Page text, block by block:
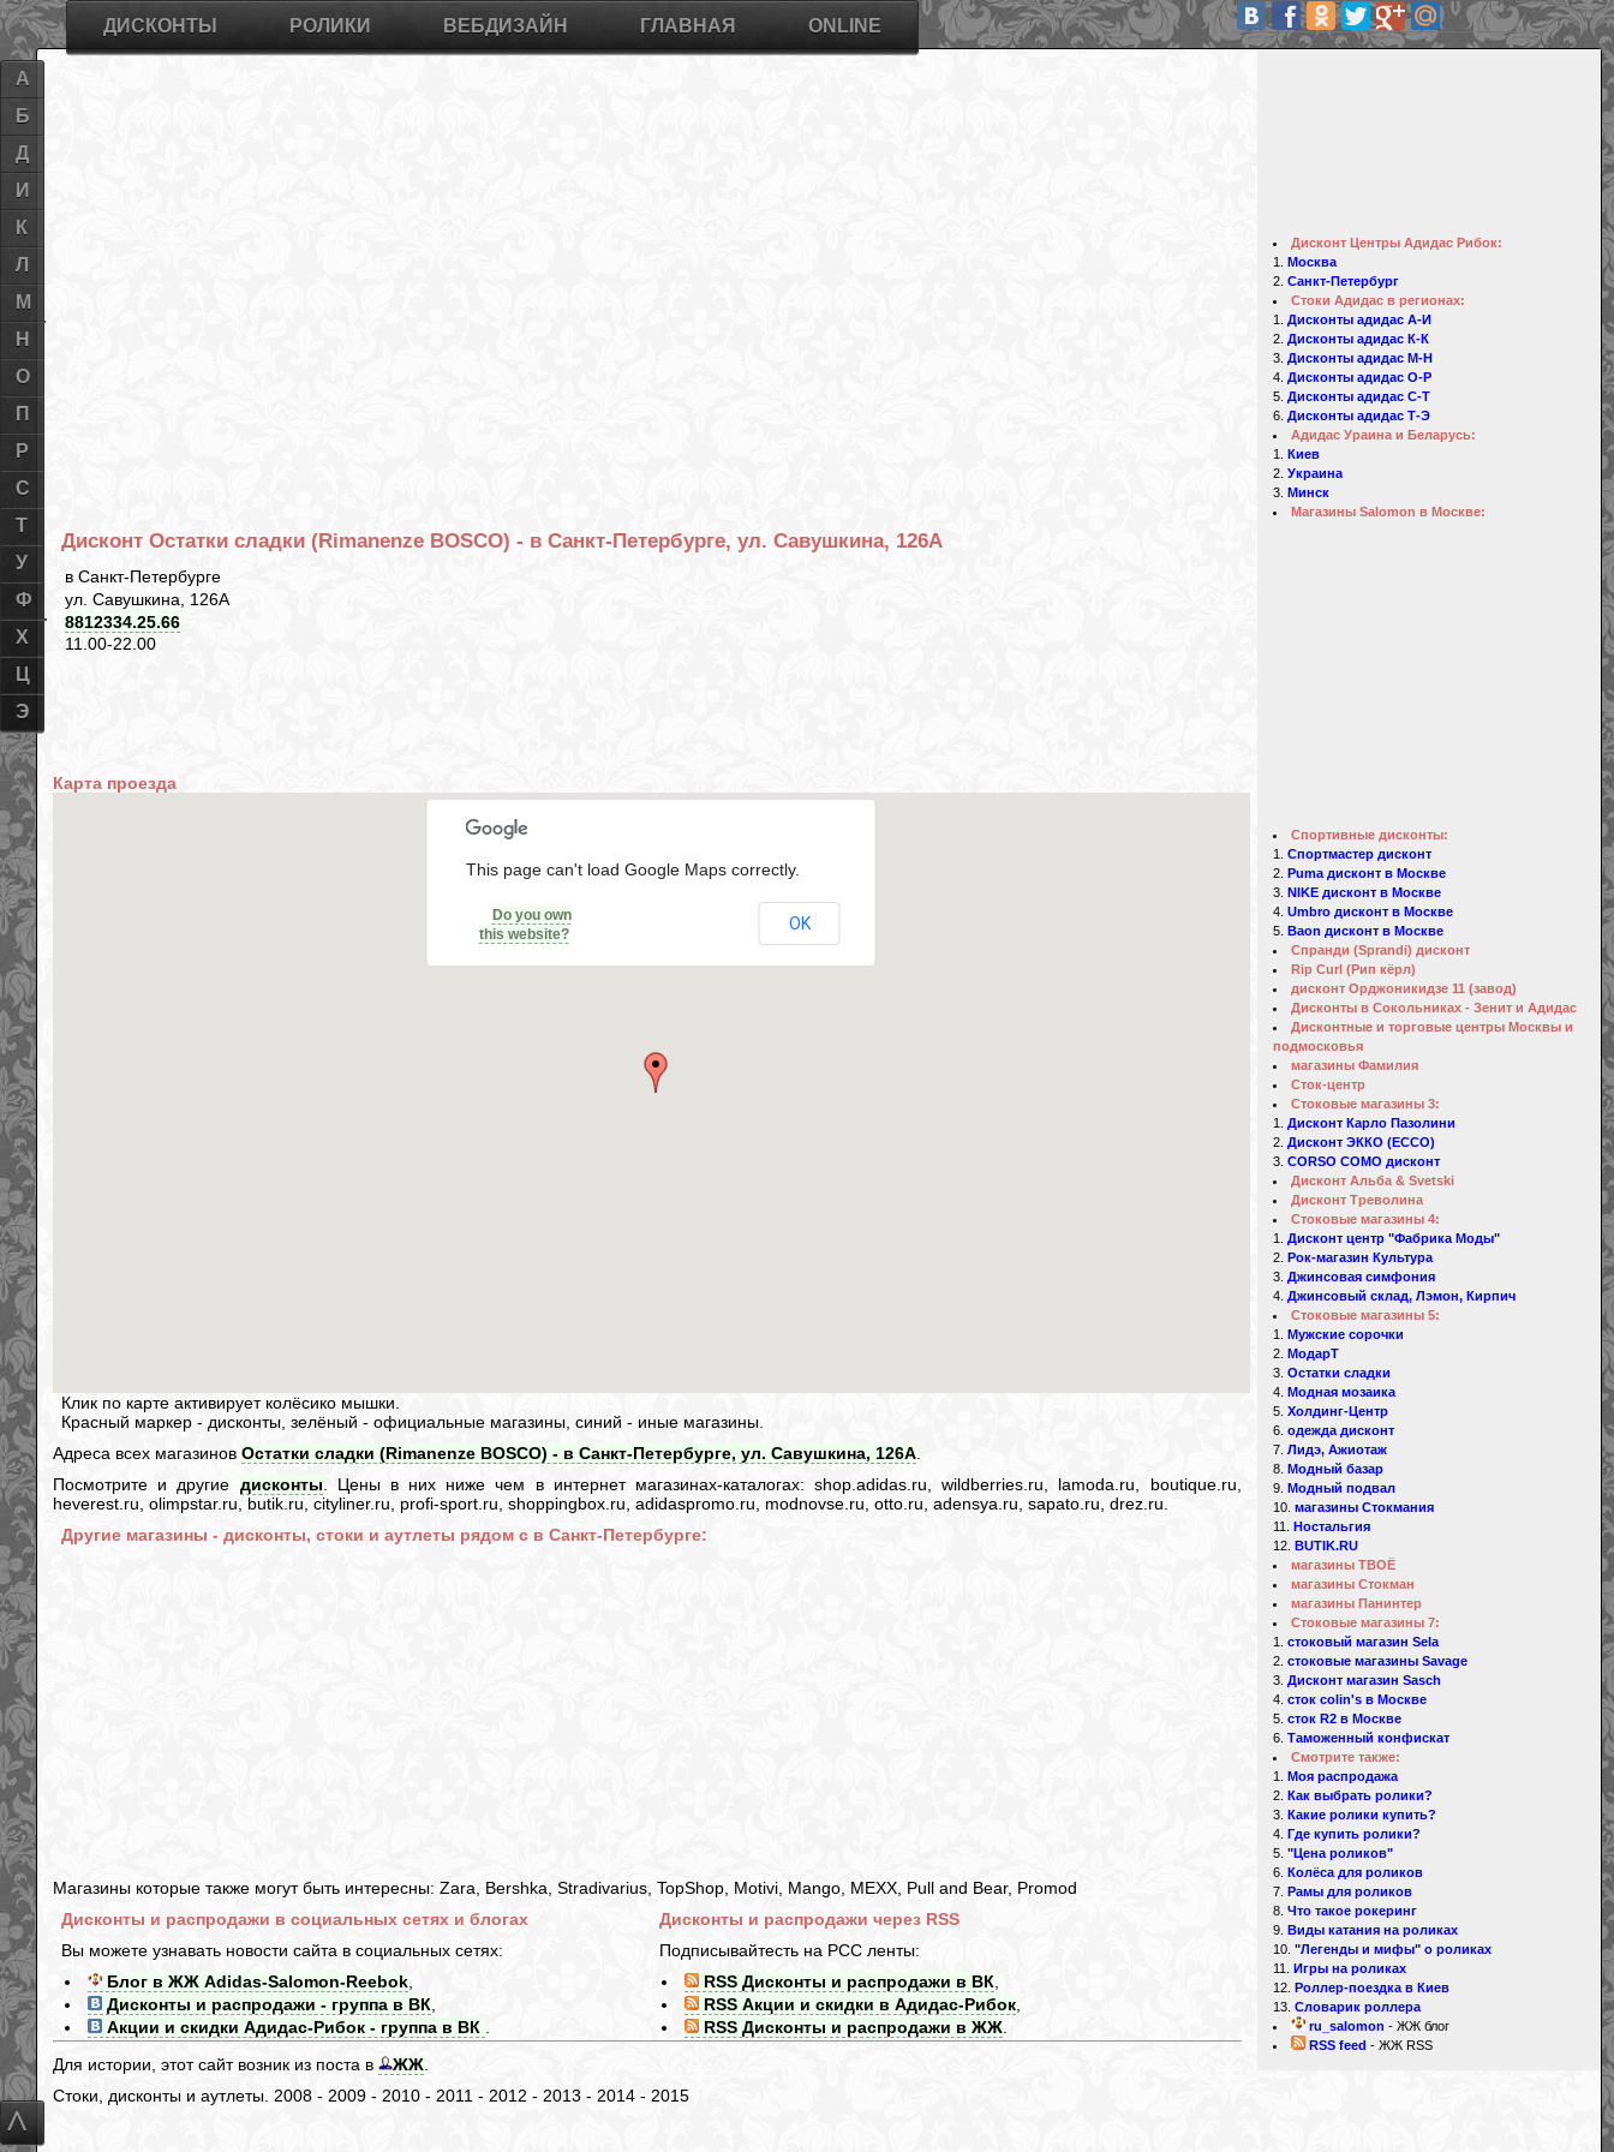
Дисконт Остатки сладки (Rimanenze BOSCO) - в Санкт-Петербурге, ул. Савушкина, 126А
в Санкт-Петербурге
ул. Савушкина, 126А
8812334.25.66
11.00-22.00
Карта проезда
This page can't load Google Maps correctly.
Do you own
this website?
OK
Клик по карте активирует колёсико мышки.
Красный маркер - дисконты, зелёный - официальные магазины, синий - иные магазины.
Адреса всех магазиновОстатки сладки (Rimanenze BOSCO) - в Санкт-Петербурге, ул. Савушкина, 126А
Посмотрите и другие дисконты . Цены в них ниже чем в интернет магазинах-каталогах: shop.adidas.ru, wildberries.ru, lamoda.ru, boutique.ru,
heverest.ru, olimpstar.ru, butik.ru, cityliner.ru, profi-sport.ru, shoppingbox.ru, adidaspromo.ru, modnovse.ru, otto.ru, adensya.ru, sapato.ru, drez.ru.
Другие магазины - дисконты, стоки и аутлеты рядом с в Санкт-Петербурге:
Магазины которые также могут быть интересны: Zara, Bershka, Stradivarius, TopShop, Motivi, Mango, MEXX, Pull and Bear, Promod
Дисконты и распродажи в социальных сетях и блогах
Вы можете узнавать новости сайта в социальных сетях:
Блог в ЖЖ Adidas-Salomon-Reebok,
Дисконты и распродажи - группа в ВК
Акции и скидки Адидас-Рибок - группа в ВК
Дисконты и распродажи через RSS
Подписывайтесть на РСС ленты:
RSS Дисконты и распродажи в ВК,
RSS Акции и скидки в Адидас-Рибок
RSS Дисконты и распродажи в ЖЖ
Для истории, этот сайт возник из поста в
ЖЖ
Стоки, дисконты и аутлеты. 2008 - 2009 - 2010 - 2011 - 2012 - 2013 - 2014 - 2015
Дисконт Центры Адидас Рибок:
Москва
Санкт-Петербург
Стоки Адидас в регионах:
Дисконты адидас А-И
Дисконты адидас К-К
Дисконты адидас М-Н
Дисконты адидас О-Р
Дисконты адидас С-Т
Дисконты адидас Т-Э
Адидас Ураина и Беларусь:
Киев
Украина
Минск
Магазины Salomon в Москве:
Спортивные дисконты:
Спортмастер дисконт
Puma дисконт в Москве
NIKE дисконт в Москве
Umbro дисконт в Москве
Baon дисконт в Москве
Спранди (Sprandi) дисконт
Rip Curl (Рип кёрл)
дисконт Орджоникидзе 11 (завод)
Дисконты в Сокольниках - Зенит и Адидас
Дисконтные и торговые центры Москвы и
подмосковья
магазины Фамилия
Сток-центр
Стоковые магазины 3:
Дисконт Карло Пазолини
Дисконт ЭККО (ECCO)
CORSO COMO дисконт
Дисконт Альба & Svetski
Дисконт Треволина
Стоковые магазины 4:
Дисконт центр "Фабрика Моды"
Рок-магазин Культура
Джинсовая симфония
Джинсовый склад, Лэмон, Кирпич
Стоковые магазины 5:
Мужские сорочки
МодарТ
Остатки сладки
Модная мозаика
Холдинг-Центр
одежда дисконт
Лидэ, Ажиотаж
Модный базар
Модный подвал
магазины Стокмания
Ностальгия
BUTIK.RU
магазины ТВОЁ
магазины Стокман
магазины Панинтер
Стоковые магазины 7:
стоковый магазин Sela
стоковые магазины Savage
Дисконт магазин Sasch
сток colin's в Москве
сток R2 в Москве
Таможенный конфискат
Смотрите также:
Моя распродажа
Как выбрать ролики?
Какие ролики купить?
Где купить ролики?
"Цена роликов"
Колёса для роликов
Рамы для роликов
Что такое рокеринг
Виды катания на роликах
"Легенды и мифы" о роликах
Игры на роликах
Роллер-поездка в Киев
Словарик роллера
ru_salomon - ЖЖ блог
RSS feed - ЖЖ RSS
ДИСКОНТЫ РОЛИКИ ВЕБДИЗАЙН ГЛАВНАЯ ONLINE
А
Б
Д
И
К
Л
М
Н
О
П
Р
С
Т
У
Ф
Х
Ц
Э